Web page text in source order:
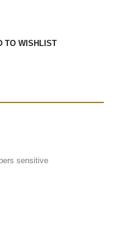
TO WISHLIST
sensitive